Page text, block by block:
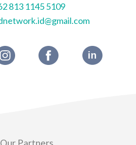
813 1145 5109
Our Partners